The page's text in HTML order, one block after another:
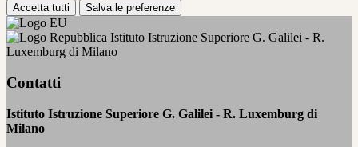
Accetta tutti Salva le preferenze
Istituto Istruzione Superiore G. Galilei - R.
Luxemburg di Milano
Contatti
Istituto Istruzione Superiore G. Galilei - R. Luxemburg di
Milano